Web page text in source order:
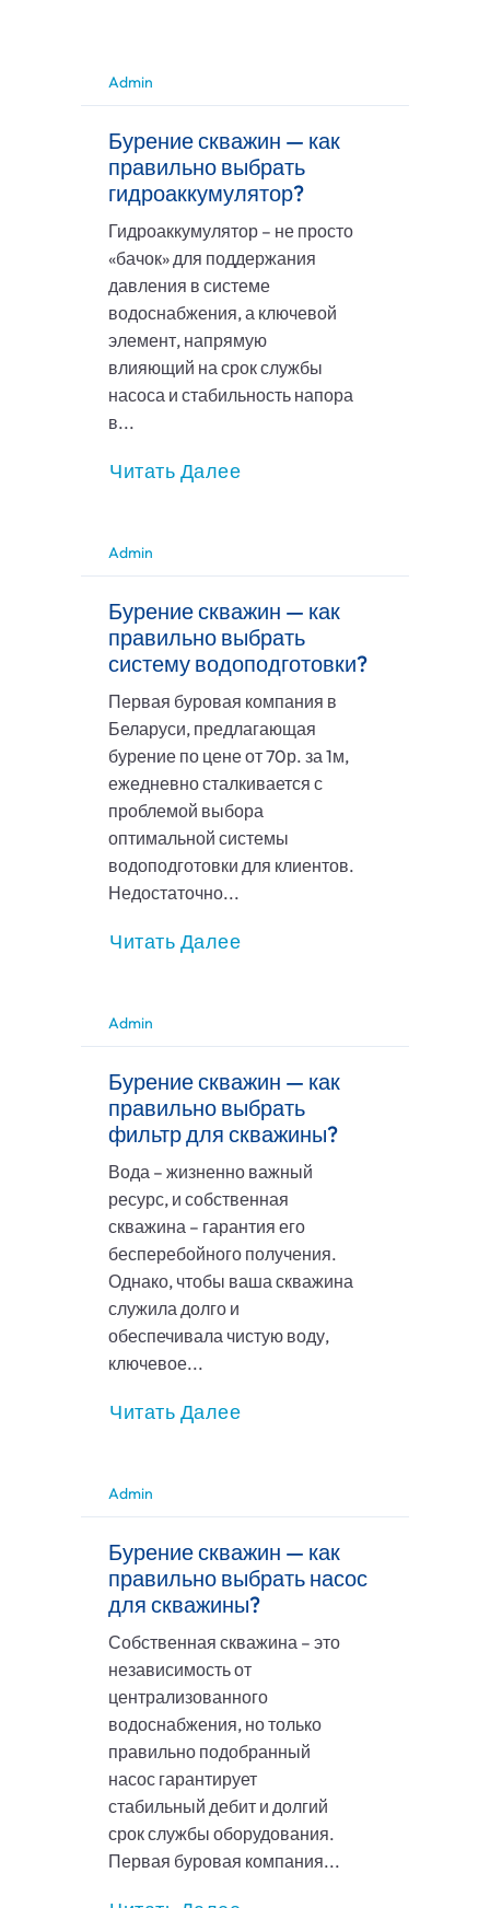
Admin
Бурение скважин — как
правильно выбрать
гидроаккумулятор?
Гидроаккумулятор – не просто
«бачок» для поддержания
давления в системе
водоснабжения, а ключевой
элемент, напрямую
влияющий на срок службы
насоса и стабильность напора
в...
Читать Далее
Admin
Бурение скважин — как
правильно выбрать
систему водоподготовки?
Первая буровая компания в
Беларуси, предлагающая
бурение по цене от 70р. за 1м,
ежедневно сталкивается с
проблемой выбора
оптимальной системы
водоподготовки для клиентов.
Недостаточно...
Читать Далее
Admin
Бурение скважин — как
правильно выбрать
фильтр для скважины?
Вода – жизненно важный
ресурс, и собственная
скважина – гарантия его
бесперебойного получения.
Однако, чтобы ваша скважина
служила долго и
обеспечивала чистую воду,
ключевое...
Читать Далее
Admin
Бурение скважин — как
правильно выбрать насос
для скважины?
Собственная скважина – это
независимость от
централизованного
водоснабжения, но только
правильно подобранный
насос гарантирует
стабильный дебит и долгий
срок службы оборудования.
Первая буровая компания...